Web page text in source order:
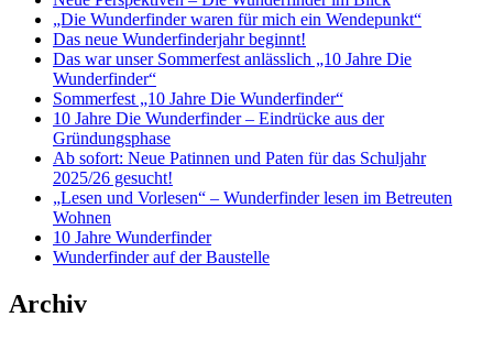
„Die Wunderfinder waren für mich ein Wendepunkt“
Das neue Wunderfinderjahr beginnt!
Das war unser Sommerfest anlässlich „10 Jahre Die
Wunderfinder“
Sommerfest „10 Jahre Die Wunderfinder“
10 Jahre Die Wunderfinder – Eindrücke aus der
Gründungsphase
Ab sofort: Neue Patinnen und Paten für das Schuljahr
2025/26 gesucht!
„Lesen und Vorlesen“ – Wunderfinder lesen im Betreuten
Wohnen
10 Jahre Wunderfinder
Wunderfinder auf der Baustelle
Archiv